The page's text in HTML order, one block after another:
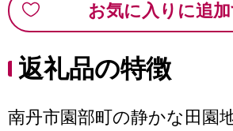
お気に入りに追
返礼品の特徴
南丹市園部町の静かな田園